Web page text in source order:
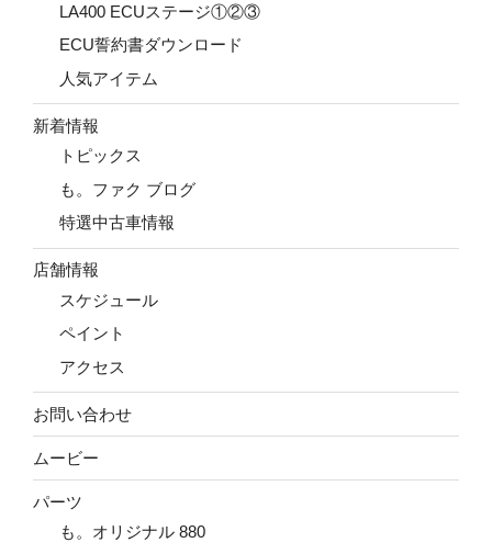
LA400 ECUステージ①②③
ECU誓約書ダウンロード
人気アイテム
新着情報
トピックス
も。ファク ブログ
特選中古車情報
店舗情報
スケジュール
ペイント
アクセス
お問い合わせ
ムービー
パーツ
も。オリジナル 880